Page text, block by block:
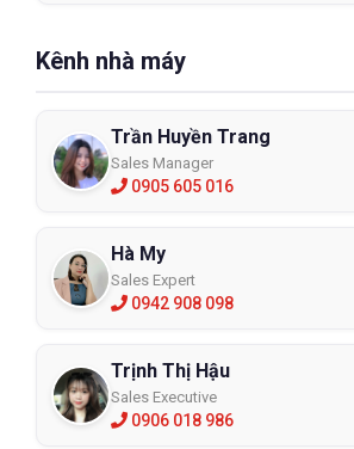
Kênh nhà máy
Trần Huyền Trang
Sales Manager
0905 605 016
Hà My
Sales Expert
0942 908 098
Trịnh Thị Hậu
Sales Executive
0906 018 986